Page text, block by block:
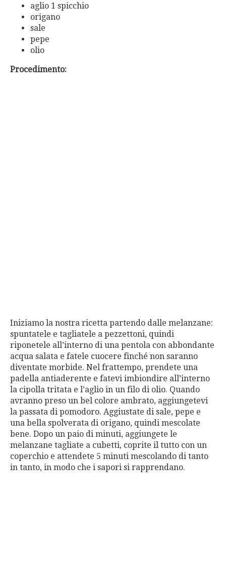
aglio 1 spicchio
origano
sale
pepe
olio
Procedimento:
Iniziamo la nostra ricetta partendo dalle melanzane:
spuntatele e tagliatele a pezzettoni, quindi
riponetele all’interno di una pentola con abbondante
acqua salata e fatele cuocere finché non saranno
diventate morbide. Nel frattempo, prendete una
padella antiaderente e fatevi imbiondire all’interno
la cipolla tritata e l’aglio in un filo di olio. Quando
avranno preso un bel colore ambrato, aggiungetevi
la passata di pomodoro. Aggiustate di sale, pepe e
una bella spolverata di origano, quindi mescolate
bene. Dopo un paio di minuti, aggiungete le
melanzane tagliate a cubetti, coprite il tutto con un
coperchio e attendete 5 minuti mescolando di tanto
in tanto, in modo che i sapori si rapprendano.